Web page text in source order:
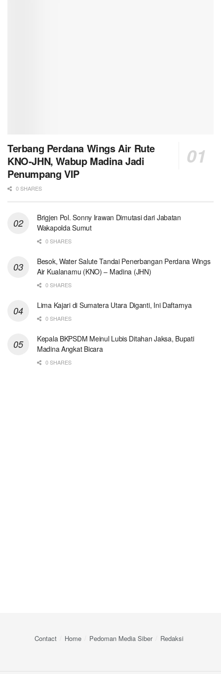
Terbang Perdana Wings Air Rute
KNO-JHN, Wabup Madina Jadi
Penumpang VIP
0 SHARES
Brigjen Pol. Sonny Irawan Dimutasi dari Jabatan
Wakapolda Sumut
0 SHARES
Besok, Water Salute Tandai Penerbangan Perdana Wings
Air Kualanamu (KNO) – Madina (JHN)
0 SHARES
Lima Kajari di Sumatera Utara Diganti, Ini Daftarnya
0 SHARES
Kepala BKPSDM Meinul Lubis Ditahan Jaksa, Bupati
Madina Angkat Bicara
0 SHARES
Contact Home Pedoman Media Siber Redaksi